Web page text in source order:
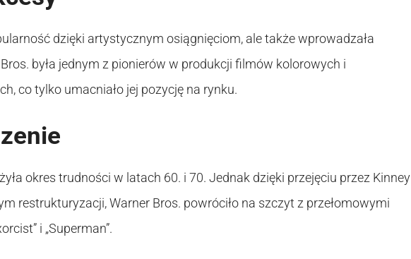
dzięki artystycznym osiągnięciom, ale także wprowadzała
była jednym z pionierów w produkcji filmów kolorowych i
co tylko umacniało jej pozycję na rynku.
okres trudności w latach 60. i 70. Jednak dzięki przejęciu przez Kinney
restrukturyzacji, Warner Bros. powróciło na szczyt z przełomowymi
i „Superman”.